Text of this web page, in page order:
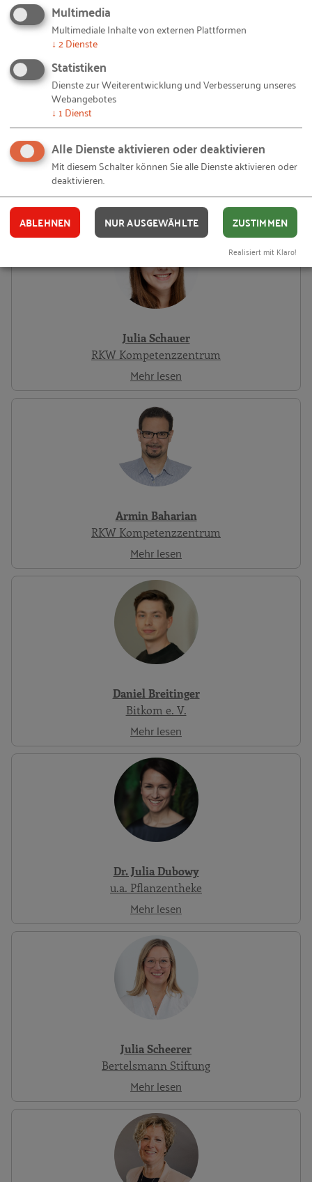
Prof. Dr. Christian Hundt
Mehr lesen
Julia Schauer
RKW Kompetenzzentrum
Mehr lesen
Armin Baharian
RKW Kompetenzzentrum
Mehr lesen
Daniel Breitinger
Bitkom e. V.
Mehr lesen
Dr. Julia Dubowy
u.a. Pflanzentheke
Mehr lesen
Julia Scheerer
Bertelsmann Stiftung
Mehr lesen
Multimedia
Multimediale Inhalte von externen Plattformen
↓ 2Dienste
Statistiken
Dienste zur Weiterentwicklung und Verbesserung unseres
Webangebotes
↓ 1 Dienst
Alle Dienste aktivieren oder deaktivieren
Mit diesem Schalter können Sie alle Dienste aktivieren oder
deaktivieren.
ABLEHNEN NUR AUSGEWÄHLTE ZUSTIMMEN
Realisiert mit Klaro!